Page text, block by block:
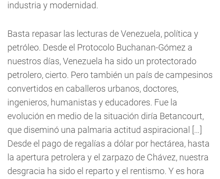
industria y modernidad.
Basta repasar las lecturas de Venezuela, política y
petróleo. Desde el Protocolo Buchanan-Gómez a
nuestros días, Venezuela ha sido un protectorado
petrolero, cierto. Pero también un país de campesinos
convertidos en caballeros urbanos, doctores,
ingenieros, humanistas y educadores. Fue la
evolución en medio de la situación diría Betancourt,
que diseminó una palmaria actitud aspiracional […]
Desde el pago de regalías a dólar por hectárea, hasta
la apertura petrolera y el zarpazo de Chávez, nuestra
desgracia ha sido el reparto y el rentismo. Y es hora